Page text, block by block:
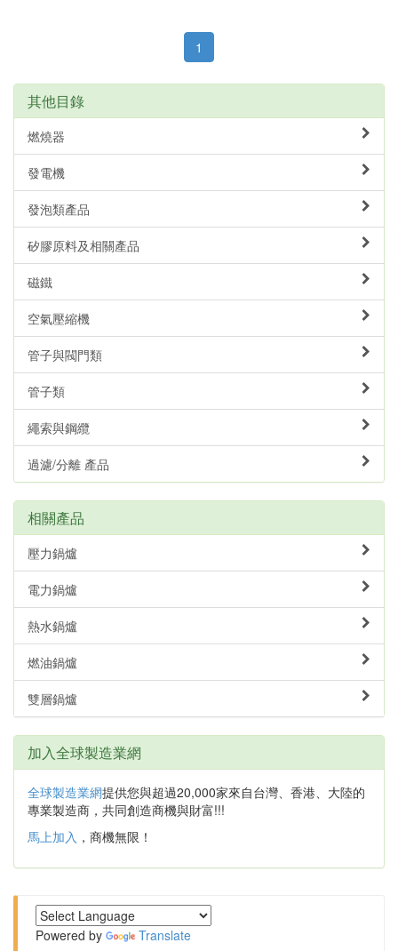
1
其他目錄
燃燒器
發電機
發泡類產品
矽膠原料及相關產品
磁鐵
空氣壓縮機
管子與閥門類
管子類
繩索與鋼纜
過濾/分離 產品
相關產品
壓力鍋爐
電力鍋爐
熱水鍋爐
燃油鍋爐
雙層鍋爐
加入全球製造業網
全球製造業網提供您與超過20,000家來自台灣、香港、大陸的
專業製造商，共同創造商機與財富!!!
馬上加入 ，商機無限！
Powered by Translate